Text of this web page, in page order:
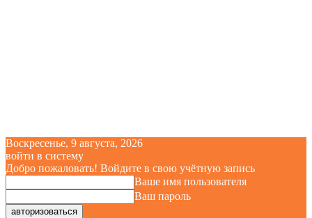
Воскресенье, 9 августа, 2026
войти в систему
Добро пожаловать! Войдите в свою учётную запись
Ваше имя пользователя
Ваш пароль